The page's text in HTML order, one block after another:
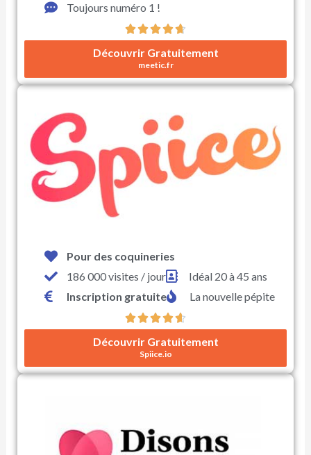
Toujours numéro 1 !

N
o
t
s
Découvrir Gratuitement
meetic.fr
Pour des coquineries
186 000 visites / jour
Idéal 20 à 45 ans
Inscription gratuite
La nouvelle pépite

N
o
t
6
Découvrir Gratuitement
Spiice.io